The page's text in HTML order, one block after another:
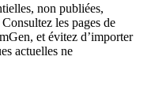
non publiées,
les pages de
et évitez d’importer
actuelles ne